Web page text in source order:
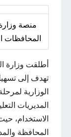
منصة
المحافظات
أطلقت وزارة
تهدف إلى
الوزارية
المديريات
الاستخدام،
المحافظة